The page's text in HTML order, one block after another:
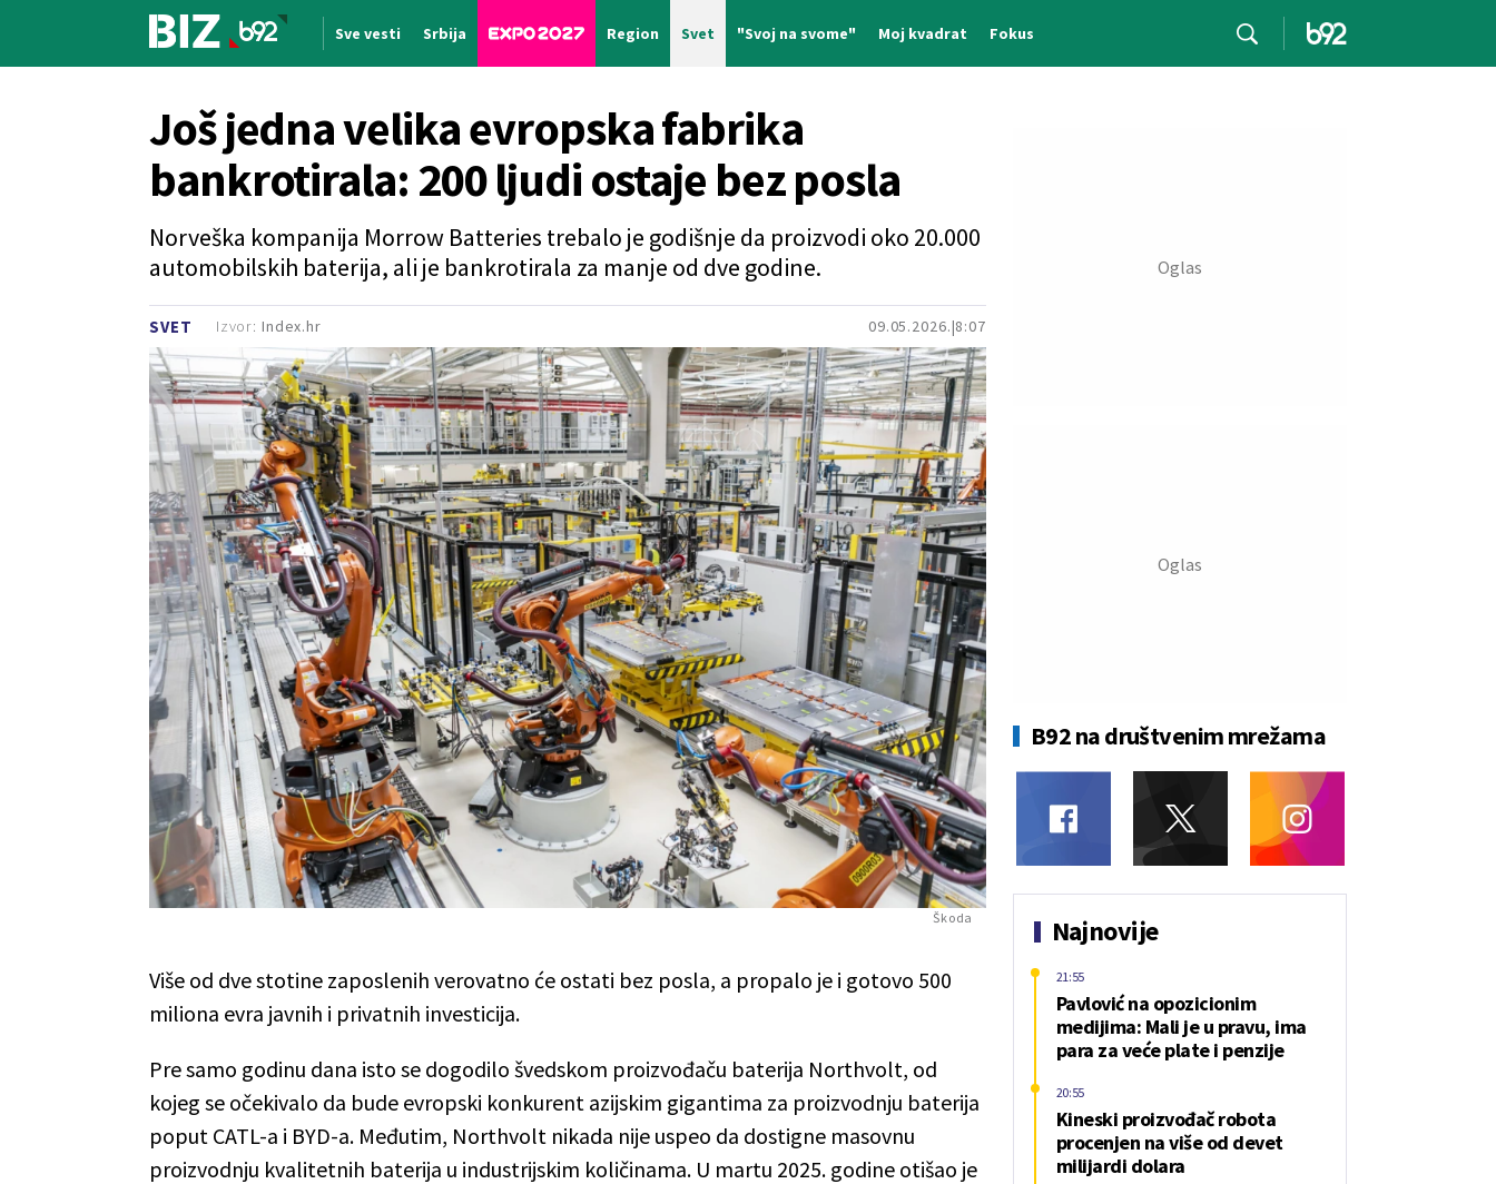
Sve vesti Srbija Region Svet "Svoj na svome" Moj kvadrat Fokus
SVET 09.05.2026. 8:07
Još jedna velika evropska fabrika
bankrotirala: 200 ljudi ostaje bez posla
Norveška kompanija Morrow Batteries trebalo je godišnje da proizvodi oko 20.000
automobilskih baterija, ali je bankrotirala za manje od dve godine.
Izvor: Index.hr
Škoda
Više od dve stotine zaposlenih verovatno će ostati bez posla, a propalo je i gotovo 500
miliona evra javnih i privatnih investicija.
Pre samo godinu dana isto se dogodilo švedskom proizvođaču baterija Northvolt, od
kojeg se očekivalo da bude evropski konkurent azijskim gigantima za proizvodnju baterija
poput CATL-a i BYD-a. Međutim, Northvolt nikada nije uspeo da dostigne masovnu
proizvodnju kvalitetnih baterija u industrijskim količinama. U martu 2025. godine otišao je
B92 na društvenim mrežama
Najnovije
Pavlović na opozicionim
medijima: Mali je u pravu, ima
para za veće plate i penzije
21:55
Kineski proizvođač robota
procenjen na više od devet
milijardi dolara
20:55